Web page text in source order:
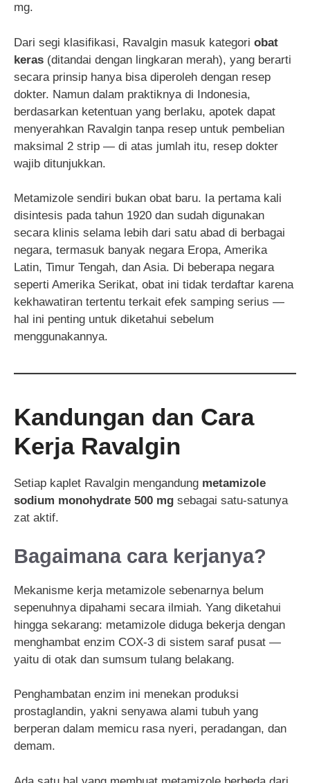
mg.
Dari segi klasifikasi, Ravalgin masuk kategori obat
keras (ditandai dengan lingkaran merah), yang berarti
secara prinsip hanya bisa diperoleh dengan resep
dokter. Namun dalam praktiknya di Indonesia,
berdasarkan ketentuan yang berlaku, apotek dapat
menyerahkan Ravalgin tanpa resep untuk pembelian
maksimal 2 strip — di atas jumlah itu, resep dokter
wajib ditunjukkan.
Metamizole sendiri bukan obat baru. Ia pertama kali
disintesis pada tahun 1920 dan sudah digunakan
secara klinis selama lebih dari satu abad di berbagai
negara, termasuk banyak negara Eropa, Amerika
Latin, Timur Tengah, dan Asia. Di beberapa negara
seperti Amerika Serikat, obat ini tidak terdaftar karena
kekhawatiran tertentu terkait efek samping serius —
hal ini penting untuk diketahui sebelum
menggunakannya.
Kandungan dan Cara
Kerja Ravalgin
Setiap kaplet Ravalgin mengandung metamizole
sodium monohydrate 500 mg sebagai satu-satunya
zat aktif.
Bagaimana cara kerjanya?
Mekanisme kerja metamizole sebenarnya belum
sepenuhnya dipahami secara ilmiah. Yang diketahui
hingga sekarang: metamizole diduga bekerja dengan
menghambat enzim COX-3 di sistem saraf pusat —
yaitu di otak dan sumsum tulang belakang.
Penghambatan enzim ini menekan produksi
prostaglandin, yakni senyawa alami tubuh yang
berperan dalam memicu rasa nyeri, peradangan, dan
demam.